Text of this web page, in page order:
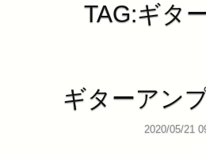
TAG:ギタ
ギターアン
2020/05/21